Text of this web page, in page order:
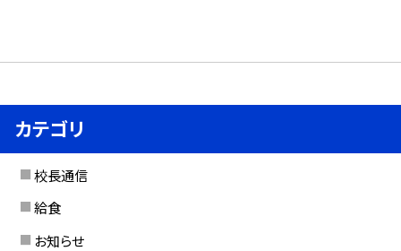
カテゴリ
校長通信
給食
お知らせ